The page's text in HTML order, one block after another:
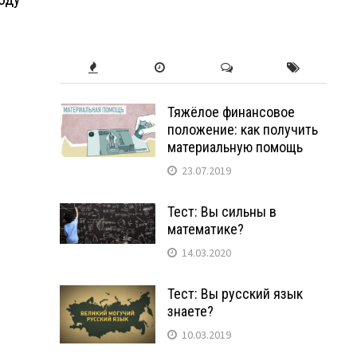
Тяжёлое финансовое
положение: как получить
материальную помощь
23.07.2019
Тест: Вы сильны в
математике?
14.03.2020
Тест: Вы русский язык
знаете?
10.03.2019